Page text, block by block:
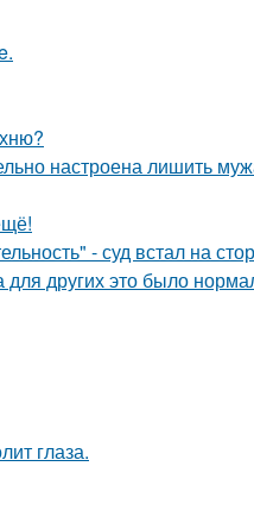
настроена лишить
- суд встал на
для других это было
глаза.